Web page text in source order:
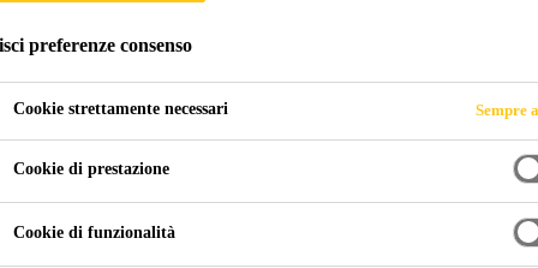
sicurezza
digitando il nome e facendo clic sul prodotto
preferenze consenso
Cookie strettamente necessari Sempre
Cookie di prestazione
Cookie di funzionalità